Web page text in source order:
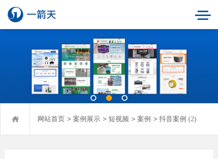
网站首页 > 案例展示 > 短视频 > 案例 > 抖音案例 (2)